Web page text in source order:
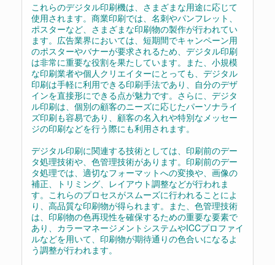
これらのデジタル印刷機は、さまざまな用途に応じて
使用されます。商業印刷では、名刺やパンフレット、
ポスターなど、さまざまな印刷物の製作が行われてい
ます。広告業界においては、短期間でキャンペーン用
のポスターやバナーが要求されるため、デジタル印刷
は非常に重要な役割を果たしています。また、小規模
な印刷業者や個人クリエイターにとっても、デジタル
印刷は手軽に利用できる印刷手法であり、自分のデザ
インを直接形にできる点が魅力です。さらに、デジタ
ル印刷は、個別の顧客のニーズに応じたパーソナライ
ズ印刷も容易であり、顧客の名入れや特別なメッセー
ジの印刷などを行う際にも利用されます。
デジタル印刷に関連する技術としては、印刷前のデー
タ処理技術や、色管理技術があります。印刷前のデー
タ処理では、適切なフォーマットへの変換や、画像の
補正、トリミング、レイアウト調整などが行われま
す。これらのプロセスがスムーズに行われることによ
り、高品質な印刷物が得られます。また、色管理技術
は、印刷物の色再現性を確保するための重要な要素で
あり、カラーマネージメントシステムやICCプロファイ
ルなどを用いて、印刷物が期待通りの色合いになるよ
う調整が行われます。